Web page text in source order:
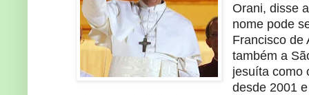
Orani, disse
nome pode
Francisco de
também a
jesuíta como
desde 2001